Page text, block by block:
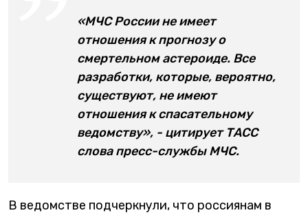
«МЧС России не имеет
отношения к прогнозу о
смертельном астероиде. Все
разработки, которые, вероятно,
существуют, не имеют
отношения к спасательному
ведомству», - цитирует ТАСС
слова пресс-службы МЧС.
В ведомстве подчеркнули, что россиянам в